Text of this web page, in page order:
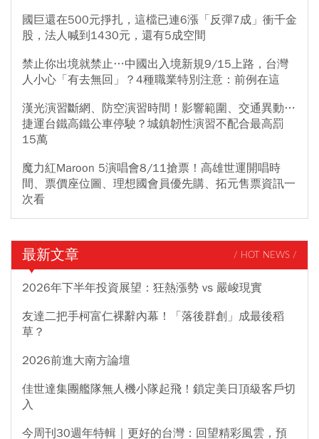
國巨還在500元掙扎，這檔已連6漲「反彈7成」衝千金
股，法人喊到1430元，還有5成空間
禁止你出境就禁止…中國出入境新規9/15上路，台灣
人小心「有去無回」？4種職業特別注意：前例在這
漢光演習斷網、防空演習時間！影響範圍、交通異動…
捷運台鐵高鐵公車停駛？城鎮韌性演習不配合最高罰
15萬
魔力紅Maroon 5演唱會8/11搶票！高雄世運開唱時
間、票價座位圖、理想國會員優先購、拓元售票資訊一
次看
最新文章 / HOT NEWS /
2026年下半年投資展望：狂熱漲勢 vs 嚴峻現實
友達二把手柯富仁裸辭內幕！「落後群創」成最後稻
草？
2026前進大南方論壇
佳世達集團艦隊無人機小隊起飛！鎖定美日頂級客戶切
入
今周刊30週年特輯｜更好的台灣：回望精彩風雲，預